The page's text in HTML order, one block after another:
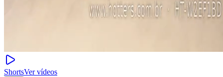
ShortsVer vídeos